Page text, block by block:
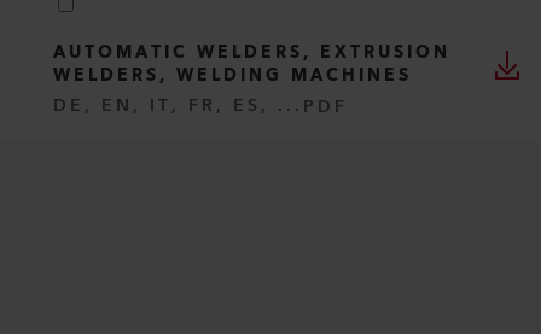
AUTOMATIC WELDERS, EXTRUSION
WELDERS, WELDING MACHINES
DE, EN, IT, FR, ES, ... PDF